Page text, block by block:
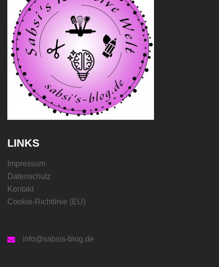
LINKS
Impressum
Datenschutz
Kontakt
Cookie-Richtlinie (EU)
info@sabsis-blog.de